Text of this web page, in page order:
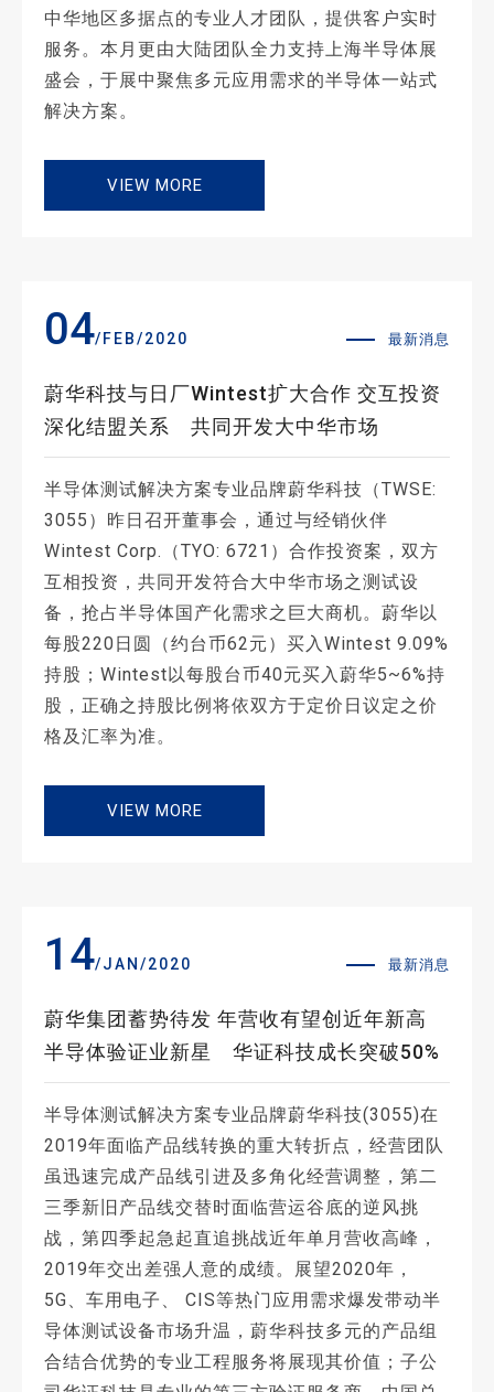
中华地区多据点的专业人才团队，提供客户实时
服务。本月更由大陆团队全力支持上海半导体展
盛会，于展中聚焦多元应用需求的半导体一站式
解决方案。
VIEW MORE
04/FEB/2020 最新消息
蔚华科技与日厂Wintest扩大合作 交互投资
深化结盟关系 共同开发大中华市场
半导体测试解决方案专业品牌蔚华科技（TWSE:
3055）昨日召开董事会，通过与经销伙伴
Wintest Corp.（TYO: 6721）合作投资案，双方
互相投资，共同开发符合大中华市场之测试设
备，抢占半导体国产化需求之巨大商机。蔚华以
每股220日圆（约台币62元）买入Wintest 9.09%
持股；Wintest以每股台币40元买入蔚华5~6%持
股，正确之持股比例将依双方于定价日议定之价
格及汇率为准。
VIEW MORE
14/JAN/2020 最新消息
蔚华集团蓄势待发 年营收有望创近年新高
半导体验证业新星 华证科技成长突破50%
半导体测试解决方案专业品牌蔚华科技(3055)在
2019年面临产品线转换的重大转折点，经营团队
虽迅速完成产品线引进及多角化经营调整，第二
三季新旧产品线交替时面临营运谷底的逆风挑
战，第四季起急起直追挑战近年单月营收高峰，
2019年交出差强人意的成绩。展望2020年，
5G、车用电子、 CIS等热门应用需求爆发带动半
导体测试设备市场升温，蔚华科技多元的产品组
合结合优势的专业工程服务将展现其价值；子公